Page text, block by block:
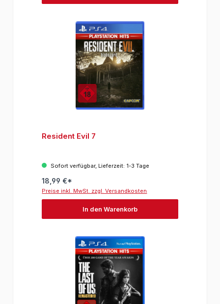
Resident Evil 7
Sofort verfügbar, Lieferzeit: 1-3 Tage
18,99 €*
Preise inkl. MwSt. zzgl. Versandkosten
In den Warenkorb